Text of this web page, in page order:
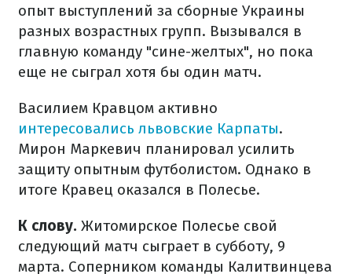
опыт выступлений за сборные Украины
разных возрастных групп. Вызывался в
главную команду "сине-желтых", но пока
еще не сыграл хотя бы один матч.
Василием Кравцом активно
интересовались львовские Карпаты.
Мирон Маркевич планировал усилить
защиту опытным футболистом. Однако в
итоге Кравец оказался в Полесье.
К слову. Житомирское Полесье свой
следующий матч сыграет в субботу, 9
марта. Соперником команды Калитвинцева